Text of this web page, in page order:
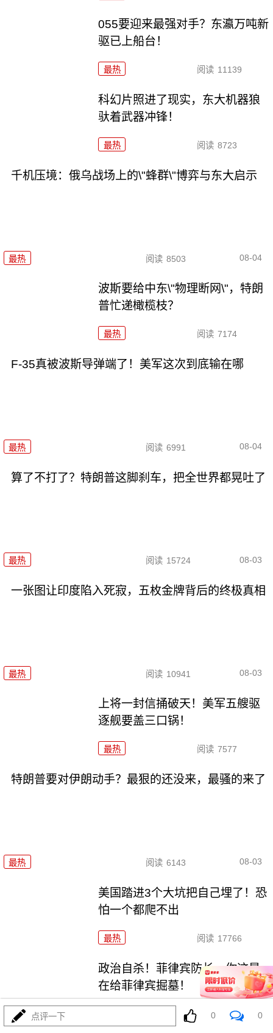
055要迎来最强对手？东瀛万吨新
驱已上船台！
最热 阅读 11139
科幻片照进了现实，东大机器狼
驮着武器冲锋！
最热 阅读 8723
千机压境：俄乌战场上的\"蜂群\"博弈与东大启示
最热 阅读 8503 08-04
波斯要给中东\"物理断网\"，特朗
普忙递橄榄枝？
最热 阅读 7174
F-35真被波斯导弹端了！美军这次到底输在哪
最热 阅读 6991 08-04
算了不打了？特朗普这脚刹车，把全世界都晃吐了
最热 阅读 15724 08-03
一张图让印度陷入死寂，五枚金牌背后的终极真相
最热 阅读 10941 08-03
上将一封信捅破天！美军五艘驱
逐舰要盖三口锅！
最热 阅读 7577
特朗普要对伊朗动手？最狠的还没来，最骚的来了
最热 阅读 6143 08-03
美国踏进3个大坑把自己埋了！恐
怕一个都爬不出
最热 阅读 17766
政治自杀！菲律宾防长，你这是
在给菲律宾掘墓！
阅读 7149
点评一下 0 0